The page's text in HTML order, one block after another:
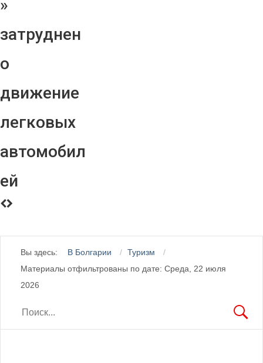
»
затруднен
о
движение
легковых
автомобил
ей
Вы здесь: В Болгарии
Туризм
Материалы отфильтрованы по дате: Среда, 22 июля
2026